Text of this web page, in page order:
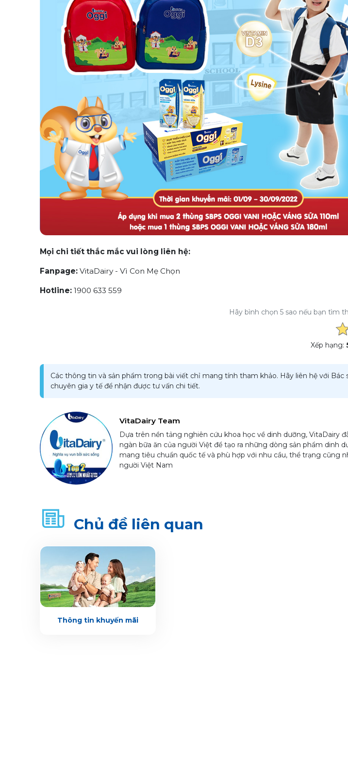
Mọi chi tiết thắc mắc vui lòng liên hệ:
Fanpage: VitaDairy - Vì Con Mẹ Chọn
Hotline: 1900 633 559
Hãy bình chọn 5 sao nếu bạn tìm
Xếp hạng:
Các thông tin và sản phẩm trong bài viết chỉ mang tính tham khảo. Hãy liên hệ với Bác
chuyên gia y tế để nhận được tư vấn chi tiết.
VitaDairy Team
Dựa trên nền tảng nghiên cứu khoa học về dinh dưỡng, VitaDairy
ngàn bữa ăn của người Việt để tạo ra những dòng sản phẩm dinh
mang tiêu chuẩn quốc tế và phù hợp với nhu cầu, thể trạng cũng
người Việt Nam
Chủ đề liên quan
Thông tin khuyến mãi